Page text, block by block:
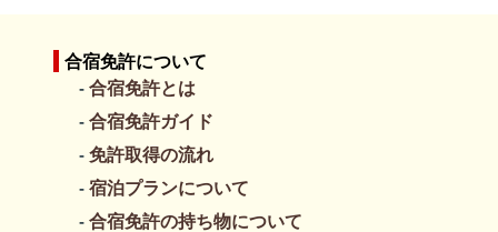
合宿免許について
合宿免許とは
合宿免許ガイド
免許取得の流れ
宿泊プランについて
合宿免許の持ち物について